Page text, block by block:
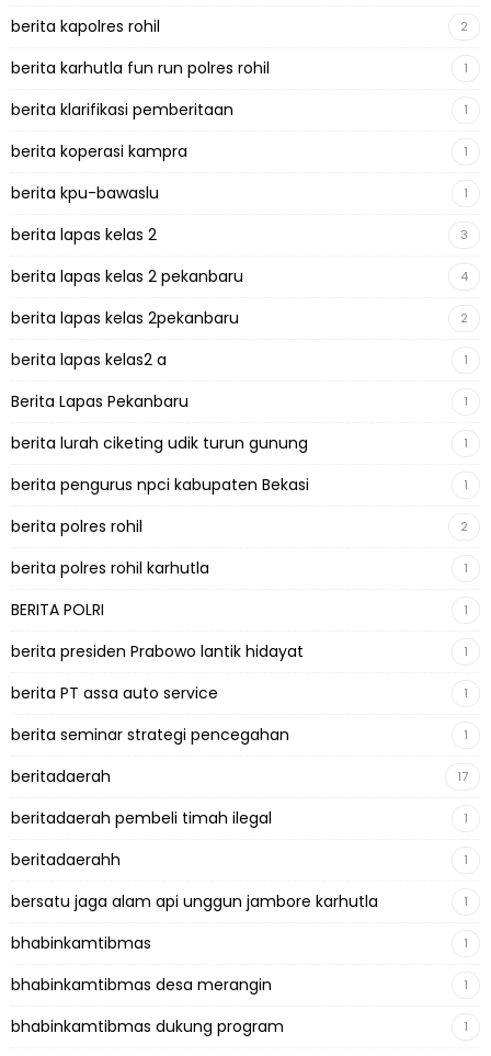
berita kapolres rohil 2
berita karhutla fun run polres rohil 1
berita klarifikasi pemberitaan 1
berita koperasi kampra 1
berita kpu-bawaslu 1
berita lapas kelas 2 3
berita lapas kelas 2 pekanbaru 4
berita lapas kelas 2pekanbaru 2
berita lapas kelas2 a 1
Berita Lapas Pekanbaru 1
berita lurah ciketing udik turun gunung 1
berita pengurus npci kabupaten Bekasi 1
berita polres rohil 2
berita polres rohil karhutla 1
BERITA POLRI 1
berita presiden Prabowo lantik hidayat 1
berita PT assa auto service 1
berita seminar strategi pencegahan 1
beritadaerah 17
beritadaerah pembeli timah ilegal 1
beritadaerahh 1
bersatu jaga alam api unggun jambore karhutla 1
bhabinkamtibmas 1
bhabinkamtibmas desa merangin 1
bhabinkamtibmas dukung program 1